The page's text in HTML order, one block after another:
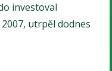
investoval
utrpěl dodnes